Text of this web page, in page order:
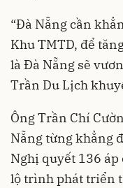
“Đà Nẵng cần
Khu TMTD, để
là Đà Nẵng sẽ
Trần Du Lịch
Ông Trần Chí
Nẵng từng khẳng
Nghị quyết 136
lộ trình phát triển